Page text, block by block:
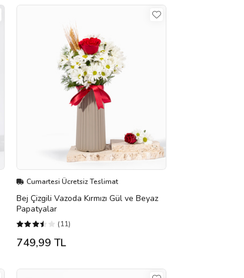
Cumartesi Ücretsiz Teslimat
Bej Çizgili Vazoda Kırmızı Gül ve Beyaz
Papatyalar
(11)
749,99 TL